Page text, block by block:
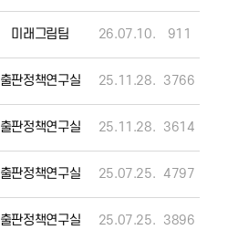
미래그림팀 26.07.10. 911
출판정책연구실 25.11.28. 3766
출판정책연구실 25.11.28. 3614
출판정책연구실 25.07.25. 4797
출판정책연구실 25.07.25. 3896